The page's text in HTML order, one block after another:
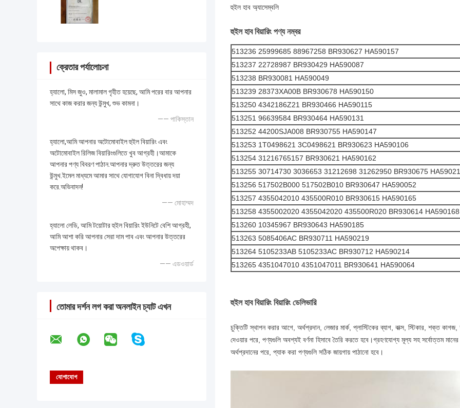
ক্রেতার পর্যালোচনা
হ্যালো, মিস জুও, মালামাল গৃহীত হয়েছে, আমি পরের বার আপনার
সাথে কাজ করার জন্য উন্মুখ, শুভ কামনা।
—— পাকিস্তান
হ্যালো,আমি আপনার অটোমোবাইল হুইল বিয়ারিং এবং
অটোমোবাইল রিলিজ বিয়ারিংগুলিতে খুব আগ্রহী।আমাকে
আপনার পণ্য বিবরণ পাঠান.আপনার দ্রুত উত্তরের জন্য
উন্মুখ.ইমেল মাধ্যমে আমার সাথে যোগাযোগ বিনা দ্বিধায় দয়া
করে.অভিবাদন!
—— মোহাম্মদ
হ্যালো লেডি, আমি টয়োটার হুইল বিয়ারিং ইউনিটে বেশি আগ্রহী,
আমি আশা করি আপনার সেরা দাম পাব এবং আপনার উত্তরের
অপেক্ষায় থাকব।
—— এডওয়ার্ড
তোমার দর্শন লগ করা অনলাইন চ্যাট এখন
হুইল হাব অ্যাসেম্বলি
হুইল হাব বিয়ারিং পণ্য নম্বর
513236 25999685 88967258 BR930627 HA590157
513237 22728987 BR930429 HA590087
513238 BR930081 HA590049
513239 28373XA00B BR930678 HA590150
513250 4342186Z21 BR930466 HA590115
513251 96639584 BR930464 HA590131
513252 44200SJA008 BR930755 HA590147
513253 1T0498621 3C0498621 BR930623 HA590106
513254 31216765157 BR930621 HA590162
513255 30714730 3036653 31212698 31262950 BR930675
513256 517502B000 517502B010 BR930647 HA590052
513257 4355042010 435500R010 BR930615 HA590165
513258 4355002020 4355042020 435500R020 BR930614 HA590168
513260 10345967 BR930643 HA590185
513263 5085406AC BR930711 HA590219
513264 5105233AB 5105233AC BR930712 HA590214
513265 4351047010 4351047011 BR930641 HA590064
হুইল হাব বিয়ারিং বিয়ারিং ডেলিভারি
চুক্তিটি স্থাপন করার আগে, অর্থপ্রদান, লেজার মার্ক, প্লাস্টিকের ব্যাগ, বাক্স, স্টিকার, শক্ত
দেওয়ার পরে, পণ্যগুলি অবশ্যই বর্ণনা হিসাবে তৈরি করতে হবে।গ্রহণযোগ্য মূল্য সহ সর্বোত্তম
অর্থপ্রদানের পরে, প্যাক করা পণ্যগুলি সঠিক জায়গায় পাঠানো হবে।